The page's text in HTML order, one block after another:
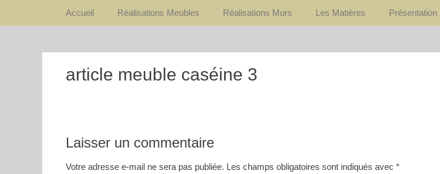
Premier Menu
Accueil Réalisations Meubles Réalisations Murs Les Matières Présentation
article meuble caséine 3
Laisser un commentaire
Votre adresse e-mail ne sera pas publiée. Les champs obligatoires sont indiqués avec *